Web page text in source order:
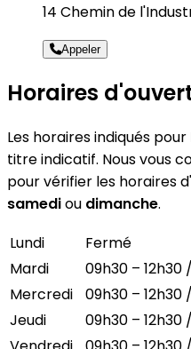
14 Chemin de
Appeler
Horaires
Les horaires indiqués pour
titre indicatif. Nous vous
pour vérifier les horaires
samediou dimanche.
Lundi
Fermé
Mardi
09h30 – 12h30
Mercredi
09h30 – 12h30
Jeudi
09h30 – 12h30